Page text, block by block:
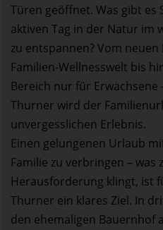
Türen geöffnet. Was gibt es
aktiven Tag in der Natur im
zu entspannen? Vom
Familien-Wellnesswelt bis
Bereich nur für Erwachsene
Thurner wird der
unvergesslichen Erlebnis.
Einen gelungenen Urlaub
Familie zu verbringen – was
Herausforderung klingt, ist
Thurner ein klares Ziel. In
den ehemaligen Bauernhof